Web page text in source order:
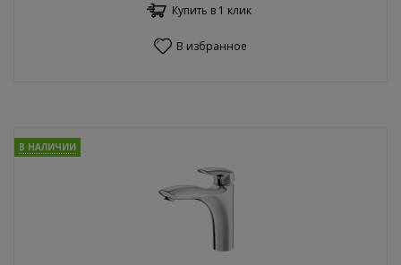
Купить в 1 клик
В избранное
В НАЛИЧИИ